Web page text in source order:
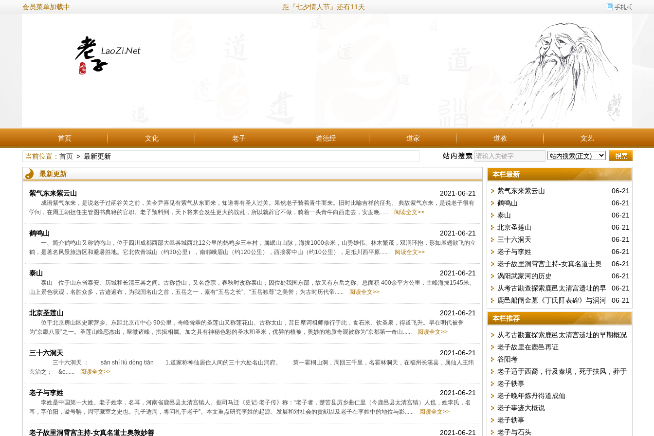
会员菜单加载中...... 距『七夕情人节』还有11天
首页 文化 老子 道德经 道家 道教 文艺
当前位置： 首页> 最新更新
最新更新
2021-06-21
紫气东来紫云山
成语紫气东来，是说老子过函谷关之前，关令尹喜见有紫气从东而来，知道将有圣人过关。果然老子骑着青牛而来。旧时比喻吉祥的征兆。 典故紫气东来，是说老子很有
学问，在周王朝担任主管图书典籍的官职。老子预料到，天下将来会发生更大的战乱，所以就辞官不做，骑着一头青牛向西走去，安度晚......
阅读全文>>
2021-06-21
鹤鸣山
一、简介鹤鸣山又称鹄鸣山，位于四川成都西部大邑县城西北12公里的鹤鸣乡三丰村，属岷山山脉，海拔1000余米，山势雄伟、林木繁茂，双涧环抱，形如展翅欲飞的立
鹤，是著名风景旅游区和避暑胜地。它北依青城山（约30公里），南邻峨眉山（约120公里），西接雾中山（约10公里），足抵川西平原......
阅读全文>>
2021-06-21
泰山
泰山 位于山东省泰安、历城和长清三县之间。古称岱山，又名岱宗，春秋时改称泰山；因位处我国东部，故又有东岳之称。总面积 400余平方公里，主峰海拔1545米。
山上景色状观，名胜众多，古迹遍布，为我国名山之首，五岳之一，素有“五岳之长”、“五岳独尊”之美誉；为古时历代帝......
阅读全文>>
2021-06-21
北京圣莲山
位于北京房山区史家营乡、东距北京市中心 90公里，奇峰耸翠的圣莲山又称莲花山、古称太山，昔日摩诃祖师修行于此，食石米、饮圣泉，得道飞升。早在明代被誉
为“京畿八景”之一。圣莲山峰恋杰出，翠微诸峰，拱揖相属。加之具有神秘色彩的圣水和圣米，优异的植被，奥妙的地质奇观被称为“京都第一奇山......
阅读全文>>
2021-06-21
三十六洞天
三十六洞天 ： sān shí liù dònɡ tiān 1.道家称神仙居住人间的三十六处名山洞府。 第一霍桐山洞，周回三千里，名霍林洞天，在福州长溪县，属仙人王纬
玄治之； &e......
阅读全文>>
2021-06-21
老子与李姓
李姓是中国第一大姓。老子姓李，名耳，河南省鹿邑县太清宫镇人。据司马迁《史记·老子传》称：“老子者，楚苦县厉乡曲仁里（今鹿邑县太清宫镇）人也，姓李氏，名
耳，字伯阳，谥号聃，周守藏室之史也。孔子适周，将问礼于老子”。本文重点研究李姓的起源、发展和对社会的贡献以及老子在李姓中的地位与影......
阅读全文>>
2021-06-21
老子故里洞霄宫主持-女真名道士奥敦妙善
本栏最新
06-21
紫气东来紫云山
06-21
鹤鸣山
06-21
泰山
06-21
北京圣莲山
06-21
三十六洞天
06-21
老子与李姓
06-21
老子故里洞霄宫主持-女真名道士奥
敦妙善
06-21
涡阳武家河的历史
06-21
从考古勘查探索鹿邑太清宫遗址的早
期概况
06-21
鹿邑船闸金墓《丁氏阡表碑》与涡河
改道
本栏推荐
从考古勘查探索鹿邑太清宫遗址的早期概况
老子故里在鹿邑再证
谷阳考
老子适于西裔，行及秦境，死于扶风，葬于
槐里
老子轶事
老子晚年炼丹得道成仙
老子事迹大概说
老子轶事
老子与石头